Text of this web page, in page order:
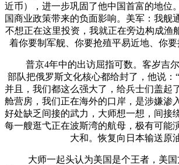
近币），进一步巩固了他中国首富的地位
国商业政策带来的负面影响。美军：我舰
不想正在这里投资，我就正在旁边构成渔
着你要制军舰、你要抢殖平易近地、你要
普京4年中的出访屈指可数。客岁吉尔
部队把俄罗斯文化核心都给封了，他说：
并且，我们都这么强大了，给兵士们盖起
舱营房，我们正在海外的口岸，是涉嫌渗
好处缺乏间接的武力，大师想一想，间接
每一艘逛弋正在波斯湾的航母，极有可能
大和。恢复向日本输送原
大师一起头认为美国是个王者，美国